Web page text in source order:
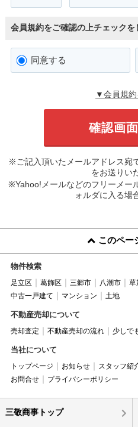
会員規約をご確認の上チェックを
同意する
▼会員規
※ご記入頂いたメールアドレス宛
をお送りい
※Yahoo!メールなどのフリーメー
ォルダに入る場
このペー
物件検索
足立区 葛飾区 三郷市 八潮市 草
中古一戸建て
マンション 土地
不動産売却について
売却査定 不動産売却の流れ 少しで
当社について
トップページ お知らせ スタッフ紹
お問合せ
プライバシーポリシー
三敬商事トップ